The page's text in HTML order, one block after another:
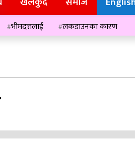
भीमदत्तलाई
लकडाउनका कारण